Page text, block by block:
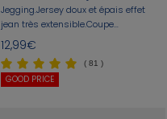
Jegging.Jersey doux et épais effet
jean très extensible.Coupe
fuselée.Taille plate entièrement
élastiquée. 2 vraies poches
dos.Finition surpiquée contrastée.
12,99€
( 81 )
GOOD PRICE